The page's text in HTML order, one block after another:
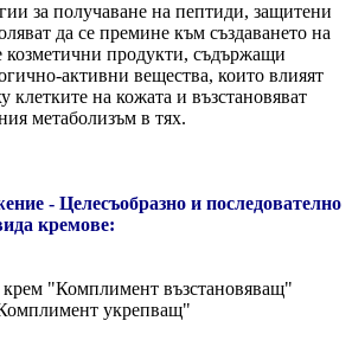
за получаване на пептиди, защитени
да се премине към създаването на
козметични продукти, съдържащи
активни вещества, които влияят
клетките на кожата и възстановяват
метаболизъм в тях.
- Целесъобразно и последователно
кремове:
"Комплимент възстановяващ"
укрепващ"